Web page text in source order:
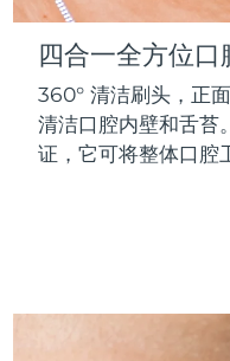
四合一全方位口
360° 清洁刷头，正
清洁口腔内壁和舌苔
证，它可将整体口腔
全部购买
日本
泽西岛
哈萨克斯坦
黎巴嫩